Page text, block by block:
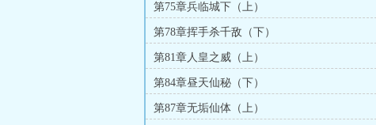
第75章兵临城下（上）
第78章挥手杀千敌（下）
第81章人皇之威（上）
第84章昼天仙秘（下）
第87章无垢仙体（上）